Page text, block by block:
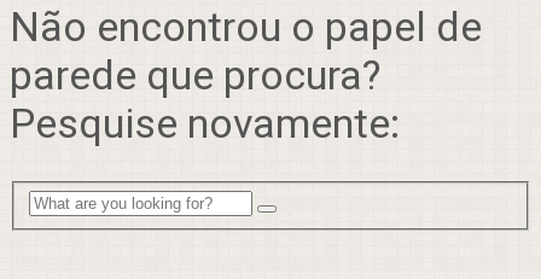
Não encontrou o papel de
parede que procura?
Pesquise novamente: